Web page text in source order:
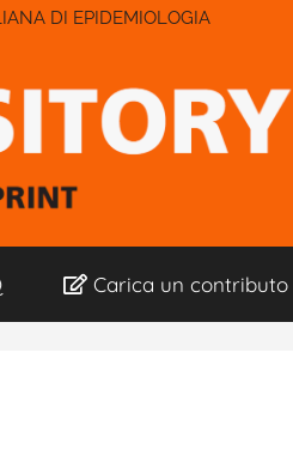
DI EPIDEMIOLOGIA
Carica un contributo